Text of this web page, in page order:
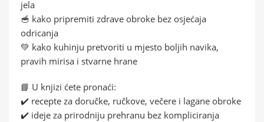
jela
🥣 kako pripremiti zdrave obroke bez osjećaja
odricanja
💚 kako kuhinju pretvoriti u mjesto boljih navika,
pravih mirisa i stvarne hrane
📘 U knjizi ćete pronaći:
✔️ recepte za doručke, ručkove, večere i lagane obroke
✔️ ideje za prirodniju prehranu bez kompliciranja